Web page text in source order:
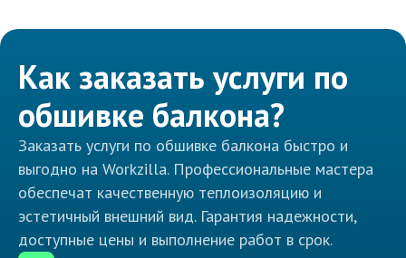
Как заказать услуги по
обшивке балкона?
Заказать услуги по обшивке балкона быстро и
выгодно на Workzilla. Профессиональные мастера
обеспечат качественную теплоизоляцию и
эстетичный внешний вид. Гарантия надежности,
доступные цены и выполнение работ в срок.